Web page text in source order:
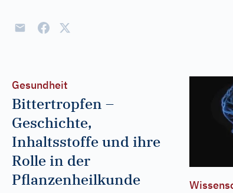
Gesundheit
Bittertropfen –
Geschichte,
Inhaltsstoffe und ihre
Rolle in der
Pflanzenheilkunde